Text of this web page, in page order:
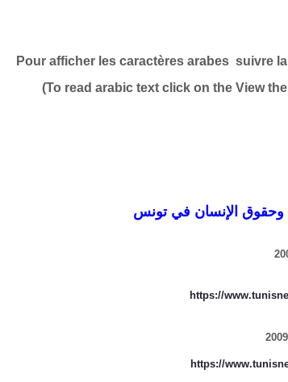
Pour afficher les caractères arabes suivre
To read arabic text click on the View
وحقوق الإنسان في تونس
https://
2009
https://